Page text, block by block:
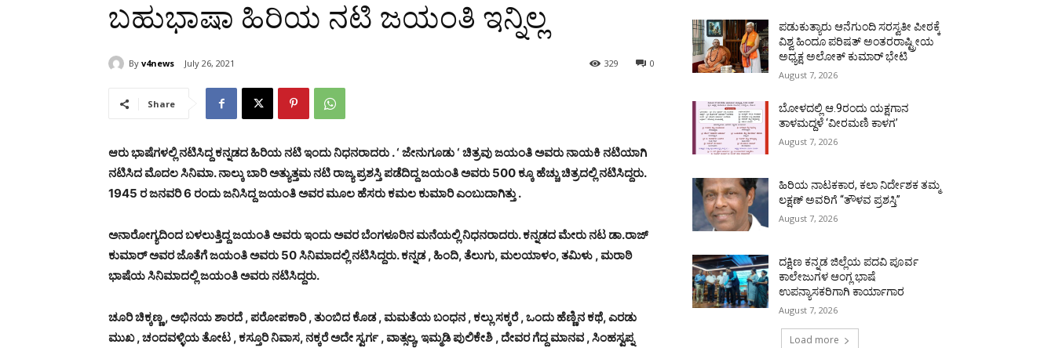
ಬಹುಭಾಷಾ ಹಿರಿಯ ನಟಿ ಜಯಂತಿ ಇನ್ನಿಲ್ಲ
By v4news July 26, 2021 0
329
Share
ಆರು ಭಾಷೆಗಳಲ್ಲಿ ನಟಿಸಿದ್ದ ಕನ್ನಡದ ಹಿರಿಯ ನಟಿ ಇಂದು ನಿಧನರಾದರು .‘ ಜೇನುಗೂಡು ‘ ಚಿತ್ರವು ಜಯಂತಿ ಅವರು ನಾಯಕಿ ನಟಿಯಾಗಿ
ನಟಿಸಿದ ಮೊದಲ ಸಿನಿಮಾ.ನಾಲ್ಕು ಬಾರಿ ಅತ್ಯುತ್ತಮ ನಟಿ ರಾಜ್ಯ ಪ್ರಶಸ್ತಿ ಪಡೆದಿದ್ದ ಜಯಂತಿ ಅವರು 500 ಕ್ಕೂ ಹೆಚ್ಚು ಚಿತ್ರದಲ್ಲಿ ನಟಿಸಿದ್ದರು.
1945 ರ ಜನವರಿ 6 ರಂದು ಜನಿಸಿದ್ದ ಜಯಂತಿ ಅವರ ಮೂಲ ಹೆಸರು ಕಮಲ ಕುಮಾರಿ ಎಂಬುದಾಗಿತ್ತು .
ಅನಾರೋಗ್ಯದಿಂದ ಬಳಲುತ್ತಿದ್ದ ಜಯಂತಿ ಅವರು ಇಂದು ಅವರ ಬೆಂಗಳೂರಿನ ಮನೆಯಲ್ಲಿ ನಿಧನರಾದರು.ಕನ್ನಡದ ಮೇರು ನಟ ಡಾ.ರಾಜ್
ಕುಮಾರ್ ಅವರ ಜೊತೆಗೆ ಜಯಂತಿ ಅವರು 50 ಸಿನಿಮಾದಲ್ಲಿ ನಟಿಸಿದ್ದರು.ಕನ್ನಡ , ಹಿಂದಿ, ತೆಲುಗು, ಮಲಯಾಳಂ, ತಮಿಳು , ಮರಾಠಿ
ಭಾಷೆಯ ಸಿನಿಮಾದಲ್ಲಿ ಜಯಂತಿ ಅವರು ನಟಿಸಿದ್ದರು.
ಚೂರಿ ಚಿಕ್ಕಣ್ಣ , ಅಭಿನಯ ಶಾರದೆ , ಪರೋಪಕಾರಿ , ತುಂಬಿದ ಕೊಡ , ಮಮತೆಯ ಬಂಧನ , ಕಲ್ಲು ಸಕ್ಕರೆ , ಒಂದು ಹೆಣ್ಣಿನ ಕಥೆ, ಎರಡು
ಮುಖ , ಚಂದವಳ್ಳಿಯ ತೋಟ , ಕಸ್ತೂರಿ ನಿವಾಸ, ನಕ್ಕರೆ ಅದೇ ಸ್ವರ್ಗ , ವಾತ್ಸಲ್ಯ, ಇಮ್ಮಡಿ ಪುಲಿಕೇಶಿ , ದೇವರ ಗೆದ್ದ ಮಾನವ , ಸಿಂಹಸ್ವಪ್ನ
ಪಡುಕುತ್ಯಾರು ಆನೆಗುಂದಿ ಸರಸ್ವತೀ ಪೀಠಕ್ಕೆ
ವಿಶ್ವ ಹಿಂದೂ ಪರಿಷತ್ ಅಂತರರಾಷ್ಟ್ರೀಯ
ಅಧ್ಯಕ್ಷ ಅಲೋಕ್ ಕುಮಾರ್ ಭೇಟಿ
August 7, 2026
ಬೋಳದಲ್ಲಿ ಆ.9ರಂದು ಯಕ್ಷಗಾನ
ತಾಳಮದ್ದಳೆ ‘ವೀರಮಣಿ ಕಾಳಗ’
August 7, 2026
ಹಿರಿಯ ನಾಟಕಕಾರ, ಕಲಾ ನಿರ್ದೇಶಕ ತಮ್ಮ
ಲಕ್ಷಣ್ ಅವರಿಗೆ “ತೌಳವ ಪ್ರಶಸ್ತಿ”
August 7, 2026
ದಕ್ಷಿಣ ಕನ್ನಡ ಜಿಲ್ಲೆಯ ಪದವಿ ಪೂರ್ವ
ಕಾಲೇಜುಗಳ ಆಂಗ್ಲ ಭಾಷೆ
ಉಪನ್ಯಾಸಕರಿಗಾಗಿ ಕಾರ್ಯಾಗಾರ
August 7, 2026
Load more